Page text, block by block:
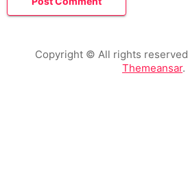
Copyright © All rights reserved
Themeansar.